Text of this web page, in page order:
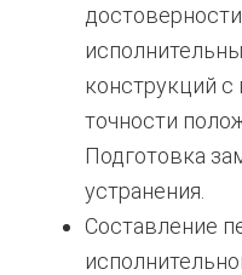
конструкций
точности
Подготовка
устранения.
Составление